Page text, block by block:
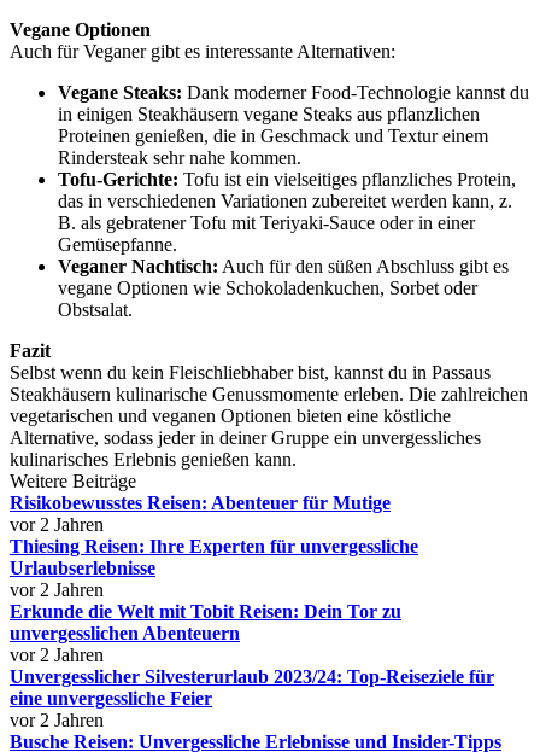
Vegane Optionen
Auch für Veganer gibt es interessante Alternativen:
Vegane Steaks: Dank moderner Food-Technologie kannst du
in einigen Steakhäusern vegane Steaks aus pflanzlichen
Proteinen genießen, die in Geschmack und Textur einem
Rindersteak sehr nahe kommen.
Tofu-Gerichte: Tofu ist ein vielseitiges pflanzliches Protein,
das in verschiedenen Variationen zubereitet werden kann, z.
B. als gebratener Tofu mit Teriyaki-Sauce oder in einer
Gemüsepfanne.
Veganer Nachtisch: Auch für den süßen Abschluss gibt es
vegane Optionen wie Schokoladenkuchen, Sorbet oder
Obstsalat.
Fazit
Selbst wenn du kein Fleischliebhaber bist, kannst du in Passaus
Steakhäusern kulinarische Genussmomente erleben. Die zahlreichen
vegetarischen und veganen Optionen bieten eine köstliche
Alternative, sodass jeder in deiner Gruppe ein unvergessliches
kulinarisches Erlebnis genießen kann.
Weitere Beiträge
Risikobewusstes Reisen: Abenteuer für Mutige
vor 2 Jahren
Thiesing Reisen: Ihre Experten für unvergessliche
Urlaubserlebnisse
vor 2 Jahren
Erkunde die Welt mit Tobit Reisen: Dein Tor zu
unvergesslichen Abenteuern
vor 2 Jahren
Unvergesslicher Silvesterurlaub 2023/24: Top-Reiseziele für
eine unvergessliche Feier
vor 2 Jahren
Busche Reisen: Unvergessliche Erlebnisse und Insider-Tipps